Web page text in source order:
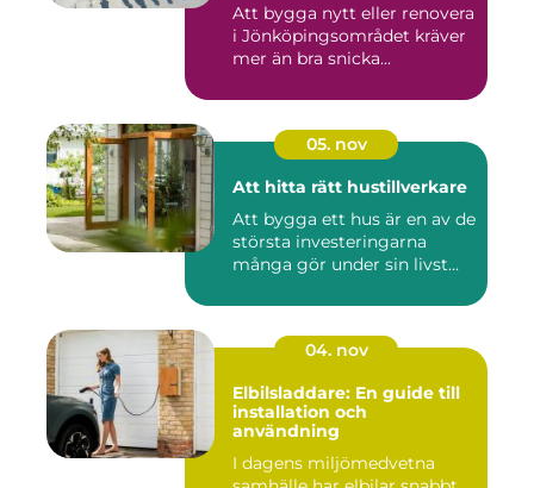
Att bygga nytt eller renovera
i Jönköpingsområdet kräver
mer än bra snicka...
05. nov
Att hitta rätt hustillverkare
Att bygga ett hus är en av de
största investeringarna
många gör under sin livst...
04. nov
Elbilsladdare: En guide till
installation och
användning
I dagens miljömedvetna